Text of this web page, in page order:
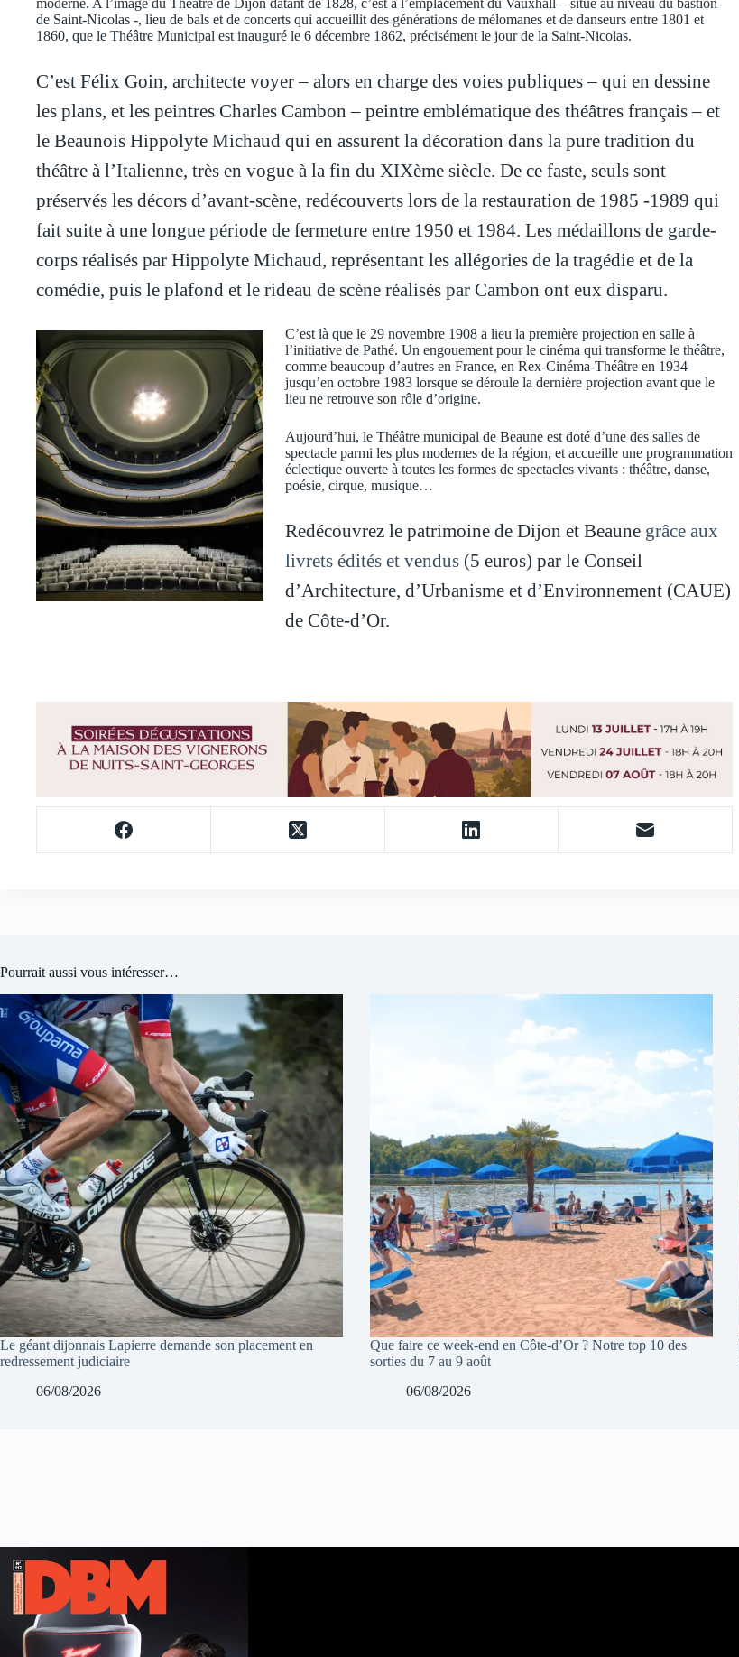
de Saint-Nicolas -, lieu de bals et de concerts qui accueillit des générations de mélomanes et de danseurs entre 1801 et
1860, que le Théâtre Municipal est inauguré le 6 décembre 1862, précisément le jour de la Saint-Nicolas.
C’est Félix Goin, architecte voyer – alors en charge des voies publiques – qui en dessine
les plans, et les peintres Charles Cambon – peintre emblématique des théâtres français – et
le Beaunois Hippolyte Michaud qui en assurent la décoration dans la pure tradition du
théâtre à l’Italienne, très en vogue à la fin du XIXème siècle. De ce faste, seuls sont
préservés les décors d’avant-scène, redécouverts lors de la restauration de 1985 -1989 qui
fait suite à une longue période de fermeture entre 1950 et 1984. Les médaillons de garde-
corps réalisés par Hippolyte Michaud, représentant les allégories de la tragédie et de la
comédie, puis le plafond et le rideau de scène réalisés par Cambon ont eux disparu.
C’est là que le 29 novembre 1908 a lieu la première projection en salle à
l’initiative de Pathé. Un engouement pour le cinéma qui transforme le théâtre,
comme beaucoup d’autres en France, en Rex-Cinéma-Théâtre en 1934
jusqu’en octobre 1983 lorsque se déroule la dernière projection avant que le
lieu ne retrouve son rôle d’origine.
Aujourd’hui, le Théâtre municipal de Beaune est doté d’une des salles de
spectacle parmi les plus modernes de la région, et accueille une programmation
éclectique ouverte à toutes les formes de spectacles vivants : théâtre, danse,
poésie, cirque, musique…
Redécouvrez le patrimoine de Dijon et Beaune grâce aux
livrets édités et vendus (5 euros) par le Conseil
d’Architecture, d’Urbanisme et d’Environnement (CAUE)
de Côte-d’Or.
Pourrait aussi vous intéresser…
Le géant dijonnais Lapierre demande son placement en
redressement judiciaire
06/08/2026
Que faire ce week-end en Côte-d’Or ? Notre top 10 des
sorties du 7 au 9 août
06/08/2026